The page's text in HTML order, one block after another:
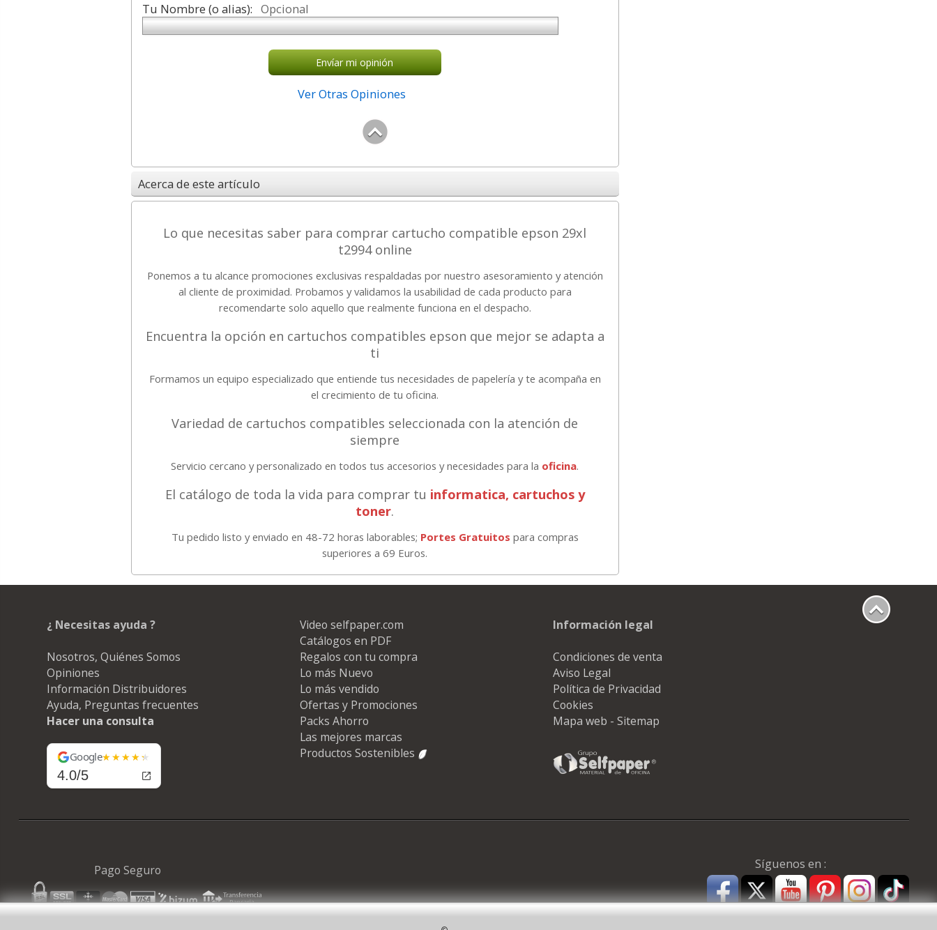
Tu Nombre (o alias): Opcional
Envíar mi opinión
Ver Otras Opiniones
Acerca de este artículo
Lo que necesitas saber para comprar cartucho compatible epson 29xl
t2994 online
Ponemos a tu alcance promociones exclusivas respaldadas por nuestro asesoramiento y atención
al cliente de proximidad. Probamos y validamos la usabilidad de cada producto para
recomendarte solo aquello que realmente funciona en el despacho.
Encuentra la opción en cartuchos compatibles epson que mejor se adapta a
ti
Formamos un equipo especializado que entiende tus necesidades de papelería y te acompaña en
el crecimiento de tu oficina.
Variedad de cartuchos compatibles seleccionada con la atención de
siempre
Servicio cercano y personalizado en todos tus accesorios y necesidades para la oficina.
El catálogo de toda la vida para comprar tu informatica, cartuchos y
toner.
Tu pedido listo y enviado en 48-72 horas laborables; Portes Gratuitos para compras
superiores a 69 Euros.
¿ Necesitas ayuda ?
Nosotros, Quiénes Somos
Opiniones
Información Distribuidores
Ayuda, Preguntas frecuentes
Hacer una consulta
Google
4.0/5
Video selfpaper.com
Catálogos en PDF
Regalos con tu compra
Lo más Nuevo
Lo más vendido
Ofertas y Promociones
Packs Ahorro
Las mejores marcas
Productos Sostenibles
Información legal
Condiciones de venta
Aviso Legal
Política de Privacidad
Cookies
Mapa web - Sitemap
Síguenos en :
Pago Seguro